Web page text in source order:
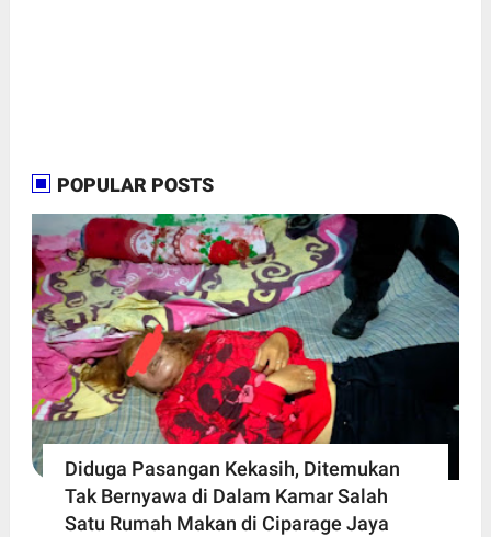
POPULAR POSTS
Diduga Pasangan Kekasih, Ditemukan
Tak Bernyawa di Dalam Kamar Salah
Satu Rumah Makan di Ciparage Jaya